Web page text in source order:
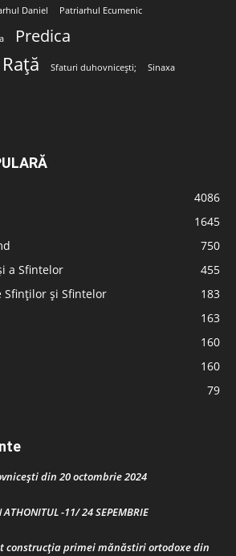
Daniel Patriarhul Ecumenic
Predica
Sfaturi duhovnicești; Sinaxa
4086
1645
750
a Sfintelor
455
Sfinților și Sfintelor
183
163
160
160
79
din 20 octombrie 2024
ATHONITUL -11/ 24 SEPEMBRIE
construcţia primei mănăstiri ortodoxe din